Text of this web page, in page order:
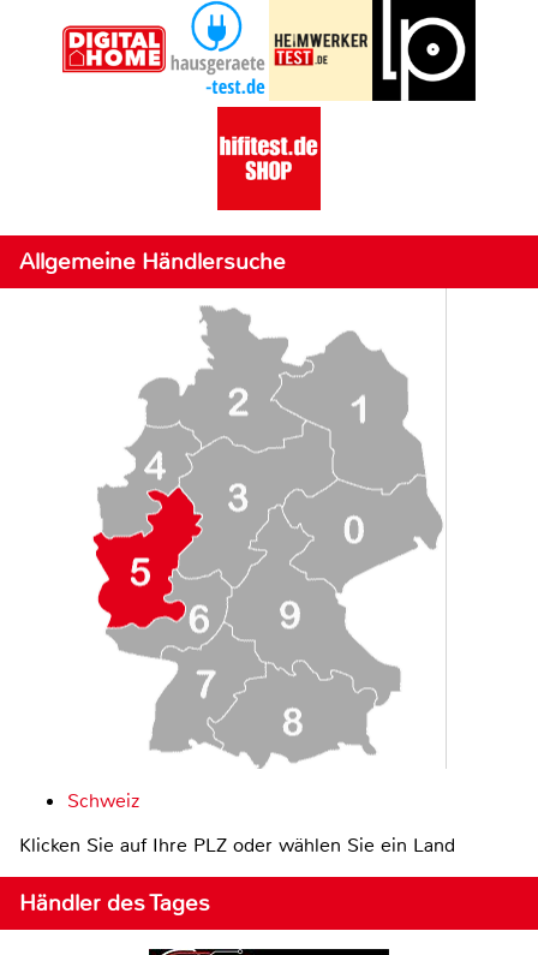
Allgemeine Händlersuche
Schweiz
Klicken Sie auf Ihre PLZ oder wählen Sie ein Land
Händler des Tages